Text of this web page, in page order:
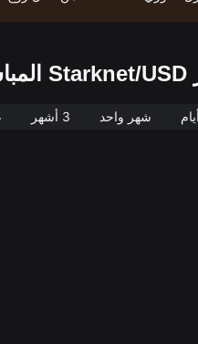
شهر واحد 3 أشهر